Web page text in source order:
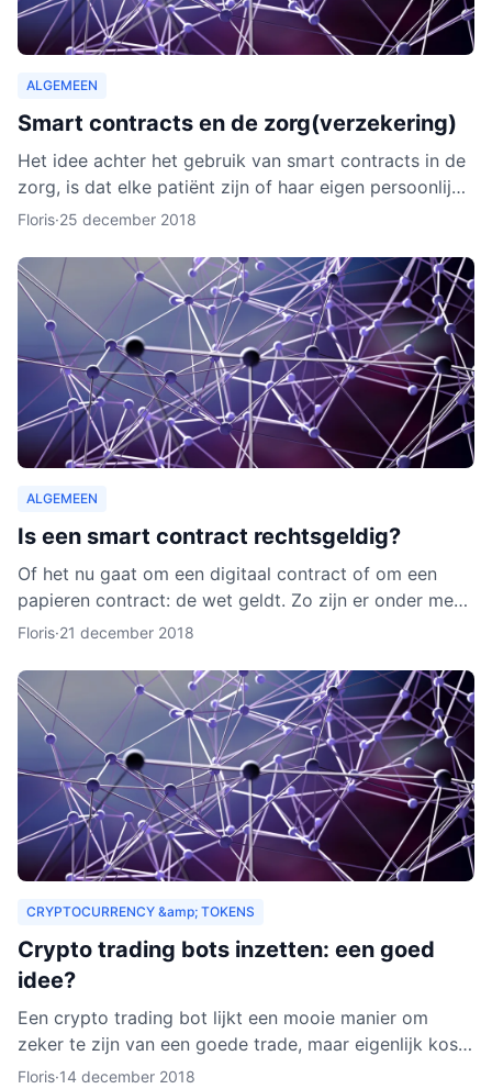
ALGEMEEN
Smart contracts en de zorg(verzekering)
Het idee achter het gebruik van smart contracts in de
zorg, is dat elke patiënt zijn of haar eigen persoonlijke
data vanaf ieder online apparaat kan inzien en b
Floris·25 december 2018
ALGEMEEN
Is een smart contract rechtsgeldig?
Of het nu gaat om een digitaal contract of om een
papieren contract: de wet geldt. Zo zijn er onder meer
regels over de privacy van de deelnemers aan het
Floris·21 december 2018
CRYPTOCURRENCY &amp; TOKENS
Crypto trading bots inzetten: een goed
idee?
Een crypto trading bot lijkt een mooie manier om
zeker te zijn van een goede trade, maar eigenlijk kost
het instellen van een bot nog aardig wat tijd en
Floris·14 december 2018